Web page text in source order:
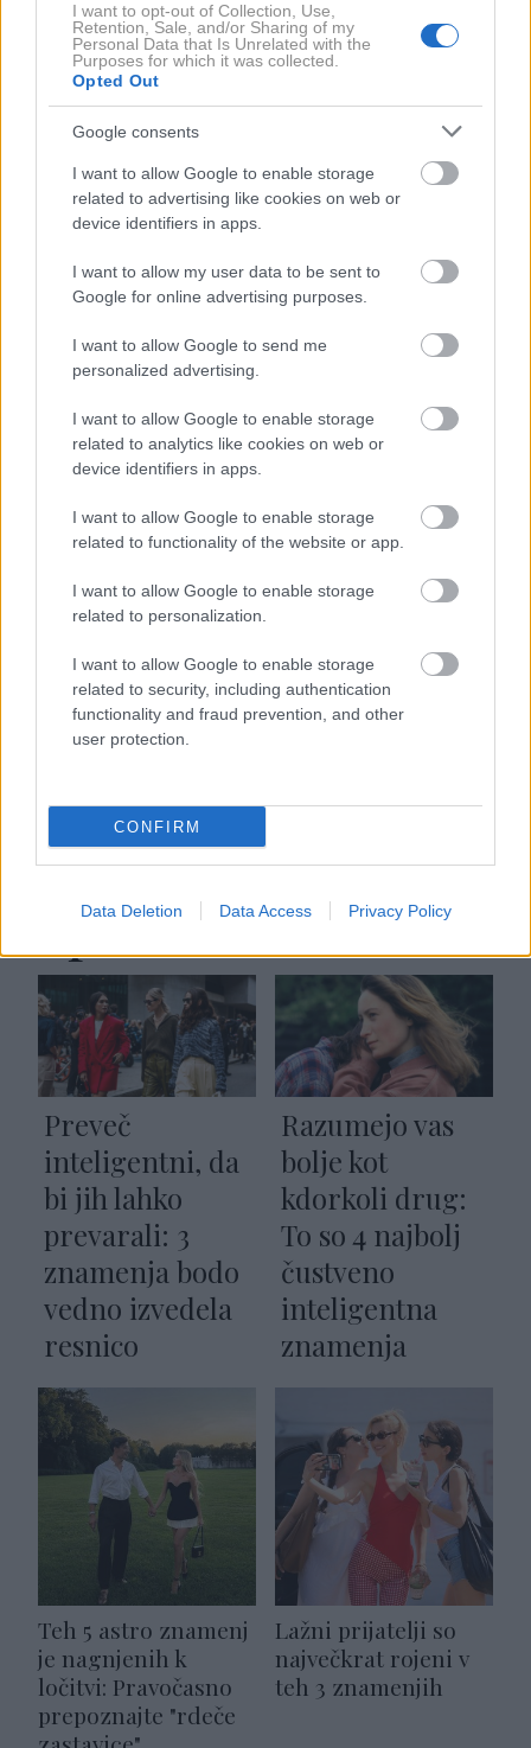
I want to opt-out of Collection, Use,
Retention, Sale, and/or Sharing of my
Personal Data that Is Unrelated with the
Purposes for which it was collected.
Opted Out
Google consents
I want to allow Google to enable storage
related to advertising like cookies on web or
device identifiers in apps.
I want to allow my user data to be sent to
Google for online advertising purposes.
I want to allow Google to send me
personalized advertising.
I want to allow Google to enable storage
related to analytics like cookies on web or
device identifiers in apps.
I want to allow Google to enable storage
related to functionality of the website or app.
I want to allow Google to enable storage
related to personalization.
I want to allow Google to enable storage
related to security, including authentication
functionality and fraud prevention, and other
user protection.
CONFIRM
Data Deletion Data Access Privacy Policy
sončili? Tu je 5
najboljših losjonov
za samoporjavitev, ki
so primerni tudi za
obliki dišav: Mugler
predstavil novo
linijo za vroče dni
Bi to lahko povrnilo
naravno barvo sivim
lasem? Dermatolog
razkriva novo
»Popsicle lips«:
poletni trend ustnic,
ki je videti kot
Spirituelle
Preveč
inteligentni, da
bi jih lahko
prevarali: 3
znamenja bodo
vedno izvedela
resnico
Razumejo vas
bolje kot
kdorkoli drug:
To so 4 najbolj
čustveno
inteligentna
znamenja
Teh 5 astro znamenj
je nagnjenih k
ločitvi: Pravočasno
prepoznajte "rdeče
Lažni prijatelji so
največkrat rojeni v
teh 3 znamenjih